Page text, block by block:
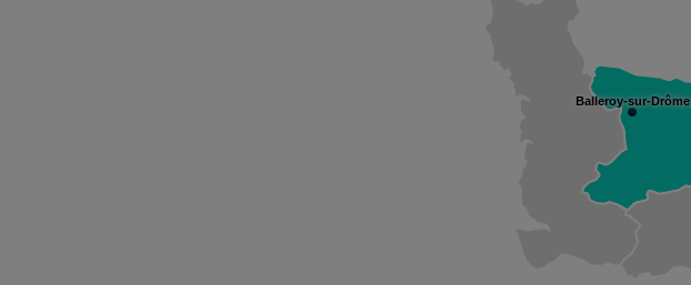
Balleroy-sur-Drôme